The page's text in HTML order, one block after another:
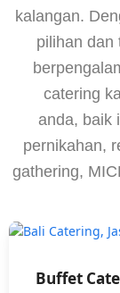
kalangan.
pilihan dan
catering
anda, baik
pernikahan,
gathering,
Buffet